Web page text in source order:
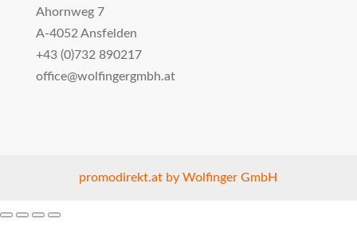
Ahornweg 7
A-4052 Ansfelden
+43 (0)732 890217
office@wolfingergmbh.at
promodirekt.at by Wolfinger GmbH